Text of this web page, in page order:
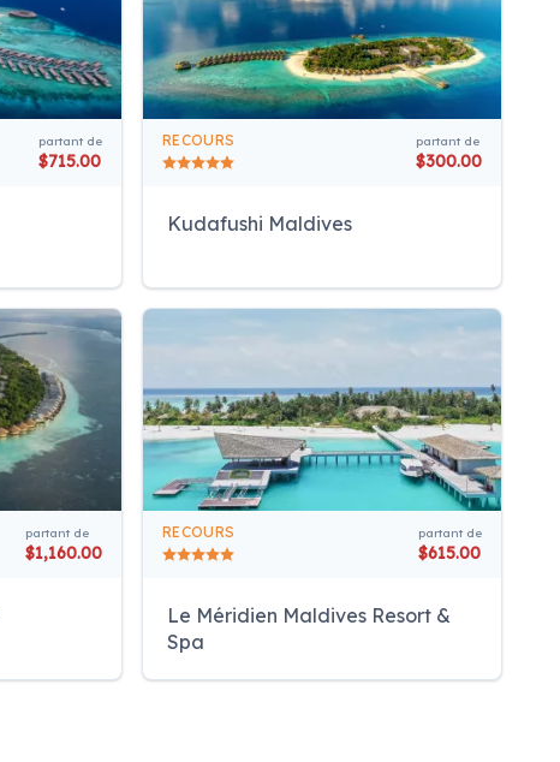
partant de
$715.00
RECOURS partant de
$300.00
Kudafushi Maldives
partant de
$1,160.00
RECOURS partant de
$615.00
Le Méridien Maldives Resort &
Spa